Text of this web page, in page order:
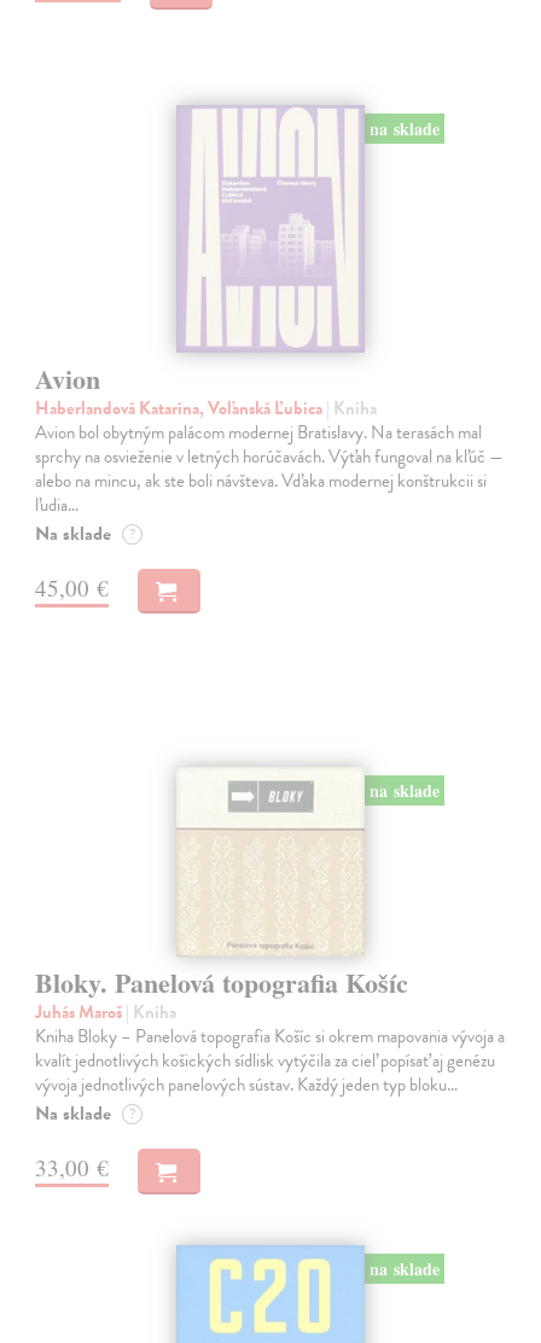
na sklade
Avion
Haberlandová Katarína, Voľanská Ľubica| Kniha
Avion bol obytným palácom modernej Bratislavy. Na terasách mal
sprchy na osvieženie v letných horúčavách. Výťah fungoval na kľúč —
alebo na mincu, ak ste boli návšteva. Vďaka modernej konštrukcii si
ľudia…
Na sklade ?
45,00 €
na sklade
Bloky. Panelová topografia Košíc
Juhás Maroš| Kniha
Kniha Bloky – Panelová topografia Košíc si okrem mapovania vývoja a
kvalít jednotlivých košických sídlisk vytýčila za cieľ popísať aj genézu
vývoja jednotlivých panelových sústav. Každý jeden typ bloku…
Na sklade ?
33,00 €
na sklade